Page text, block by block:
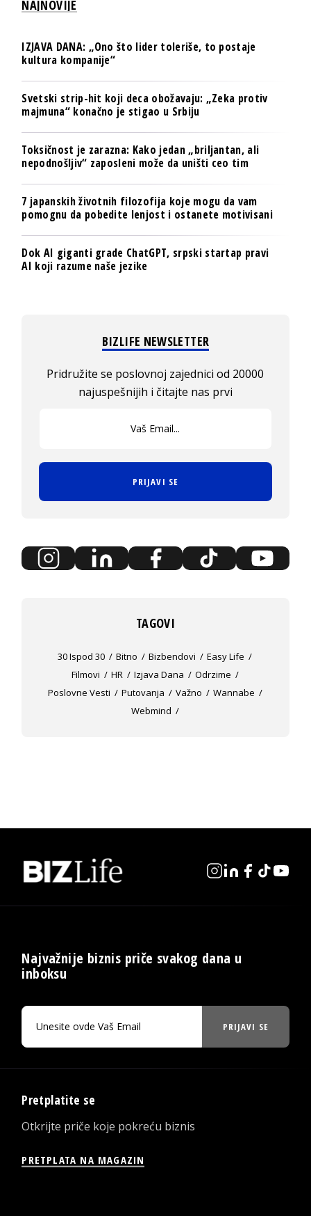
NAJNOVIJE
IZJAVA DANA: „Ono što lider toleriše, to postaje
kultura kompanije“
Svetski strip-hit koji deca obožavaju: „Zeka protiv
majmuna“ konačno je stigao u Srbiju
Toksičnost je zarazna: Kako jedan „briljantan, ali
nepodnošljiv“ zaposleni može da uništi ceo tim
7 japanskih životnih filozofija koje mogu da vam
pomognu da pobedite lenjost i ostanete motivisani
Dok AI giganti grade ChatGPT, srpski startap pravi
AI koji razume naše jezike
BIZLIFE NEWSLETTER
Pridružite se poslovnoj zajednici od 20000
najuspešnijih i čitajte nas prvi
PRIJAVI SE
TAGOVI
30 Ispod 30 Bitno Bizbendovi
Easy Life
Filmovi
HR Izjava Dana
Odrzime
Poslovne Vesti
Putovanja Važno
Wannabe
Webmind
Najvažnije biznis priče svakog dana u
inboksu
PRIJAVI SE
Pretplatite se
Otkrijte priče koje pokreću biznis
PRETPLATA NA MAGAZIN